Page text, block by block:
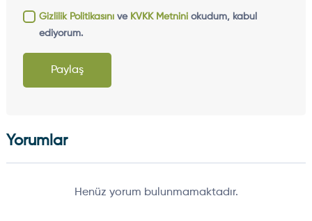
Gizlilik Politikasınıve KVKK Metniniokudum, kabul
ediyorum.
Paylaş
Yorumlar
Henüz yorum bulunmamaktadır.